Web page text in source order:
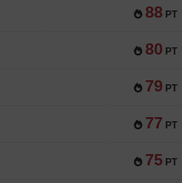
88 PT
80 PT
79 PT
77 PT
75 PT